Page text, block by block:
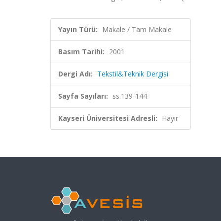
Yayın Türü: Makale / Tam Makale
Basım Tarihi: 2001
Dergi Adı: Tekstil&Teknik Dergisi
Sayfa Sayıları: ss.139-144
Kayseri Üniversitesi Adresli: Hayır